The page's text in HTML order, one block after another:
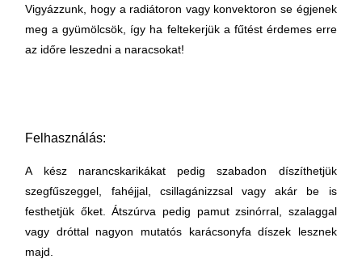
Vigyázzunk, hogy a radiátoron vagy konvektoron se égjenek
meg a gyümölcsök, így ha feltekerjük a fűtést érdemes erre
az időre leszedni a naracsokat!
Felhasználás:
A kész narancskarikákat pedig szabadon díszíthetjük
szegfűszeggel, fahéjjal, csillagánizzsal vagy akár be is
festhetjük őket. Átszúrva pedig pamut zsinórral, szalaggal
vagy dróttal nagyon mutatós karácsonyfa díszek lesznek
majd.